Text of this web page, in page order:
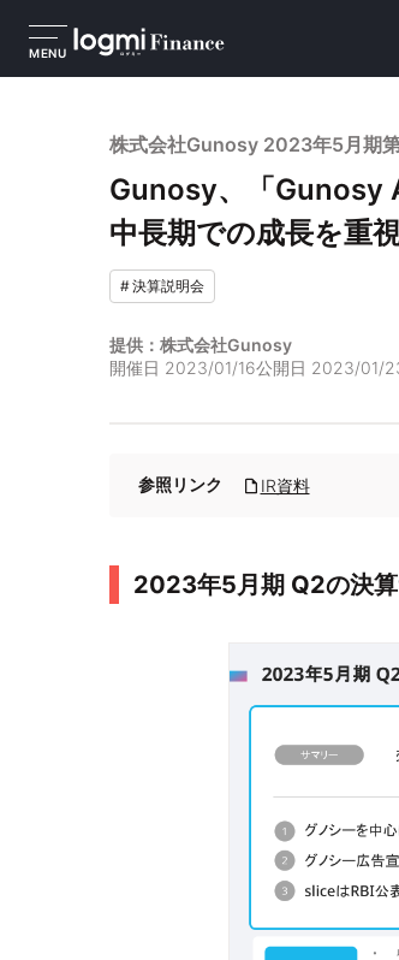
MENU
株式会社Gunosy 2023年5月期
Gunosy、「Gunosy
中長期での成長を重
#決算説明会
提供：株式会社Gunosy
開催日 2023/01/16公開日 2023/01/
参照リンク IR資料
2023年5月期 Q2の決